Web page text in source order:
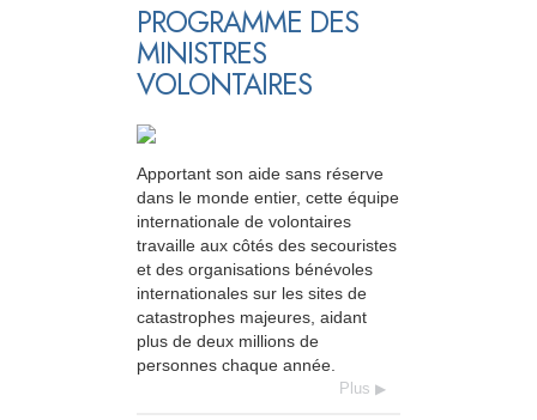
PROGRAMME DES
MINISTRES
VOLONTAIRES
Apportant son aide sans réserve
dans le monde entier, cette équipe
internationale de volontaires
travaille aux côtés des secouristes
et des organisations bénévoles
internationales sur les sites de
catastrophes majeures, aidant
plus de deux millions de
personnes chaque année.
Plus